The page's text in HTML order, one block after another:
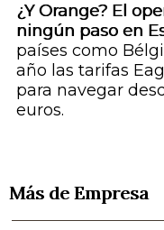
¿Y Orange? El
ningún paso en
países como
año las tarifas
para navegar
euros.
Más de Empresa